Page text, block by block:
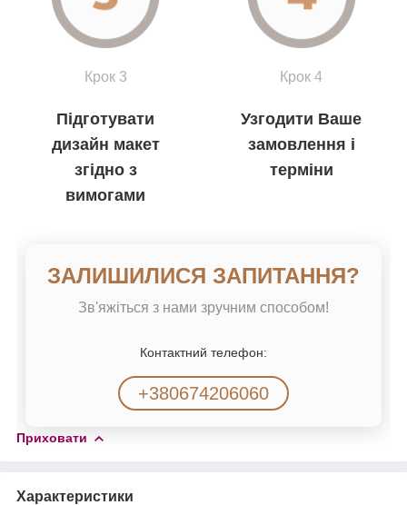
Крок 3
Підготувати
дизайн макет
згідно з
вимогами
Крок 4
Узгодити Ваше
замовлення і
терміни
ЗАЛИШИЛИСЯ ЗАПИТАННЯ?
Зв'яжіться з нами зручним способом!
Контактний телефон:
+380674206060
Приховати
Характеристики